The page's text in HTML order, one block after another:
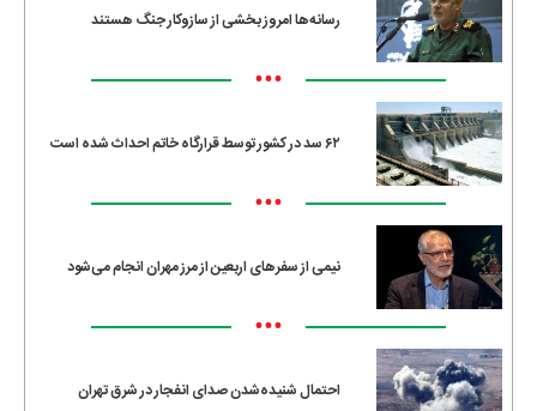
رسانه‌ها امروز بخشی از سازوکار جنگ هستند
•••
۶۲ سد در کشور توسط قرارگاه خاتم احداث شده است
•••
نیمی از سفرهای اربعین از مرز مهران انجام می‌شود
•••
احتمال شنیده‌شدن صدای انفجار در شرق تهران